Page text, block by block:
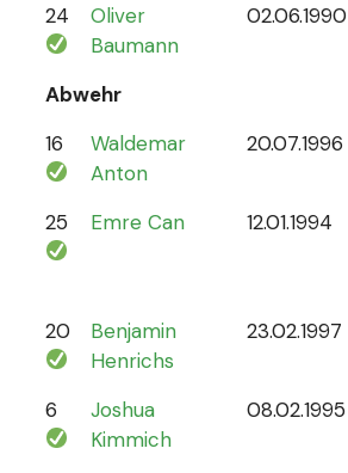
24
Oliver
Baumann
02.06.1990
Abwehr
16
Waldemar
Anton
20.07.1996
25 Emre Can 12.01.1994
20
Benjamin
Henrichs
23.02.1997
6
Joshua
Kimmich
08.02.1995